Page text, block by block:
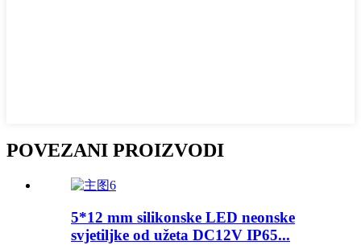
POVEZANI PROIZVODI
5*12 mm silikonske LED neonske
svjetiljke od užeta DC12V IP65...